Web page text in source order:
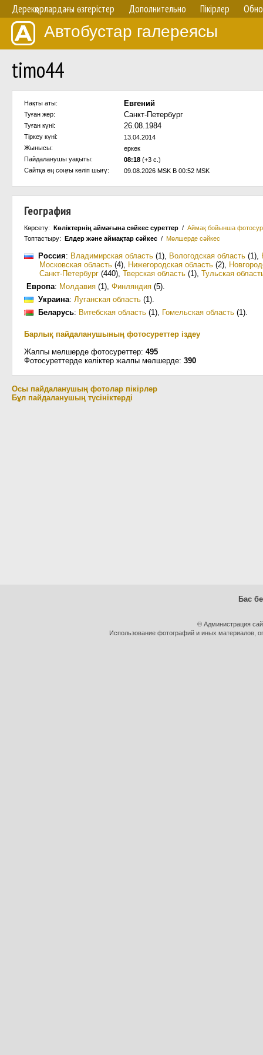
Дерекқорлардағы өзгерістер Дополнительно Пікірлер
Автобустар галереясы
timo44
Нақты аты: Евгений
Туған жер: Санкт-Петербург
Туған күні: 26.08.1984
Тіркеу күні:
13.04.2014
Жынысы:
еркек
Пайдаланушы уақыты:
08:18 (+3 с.)
Сайтқа ең соңғы келіп шығү:
09.08.2026 MSK В 00:52 MSK
География
Көрсету: Көліктернің аймағына сәйкес суреттер / Аймақ бойынша
Топтастыру: Елдер және аймақтар сәйкес / Мөлшерде сәйкес
Россия: Владимирская область (1), Вологодская область (1),
Московская область (4), Нижегородская область (2),
Санкт-Петербург (440), Тверская область (1), Тульская
Европа: Молдавия (1), Финляндия (5).
Украина: Луганская область (1).
Беларусь: Витебская область (1), Гомельская область (1).
Барлық пайдаланушының фотосуреттер іздеу
Жалпы мөлшерде фотосуреттер: 495
Фотосуреттерде көліктер жалпы мөлшерде: 390
Осы пайдаланушың фотолар пікірлер
Бұл пайдаланушың түсініктерді
Бас
© Администрация
Использование фотографий и иных материалов,